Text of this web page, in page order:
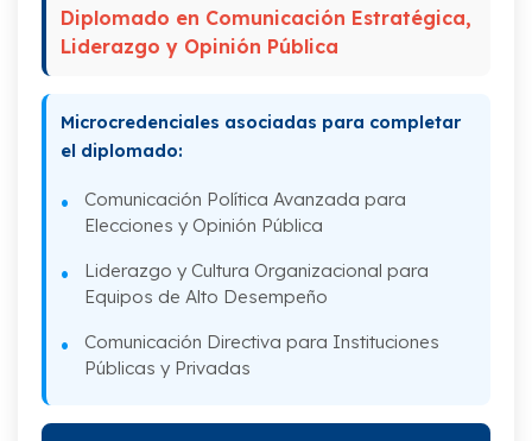
V. Relaciones con los mercados
Diplomado en Comunicación Estratégica,
Liderazgo y Opinión Pública
Microcredenciales asociadas para completar
el diplomado:
Comunicación Política Avanzada para
Elecciones y Opinión Pública
Liderazgo y Cultura Organizacional para
Equipos de Alto Desempeño
Comunicación Directiva para Instituciones
Públicas y Privadas